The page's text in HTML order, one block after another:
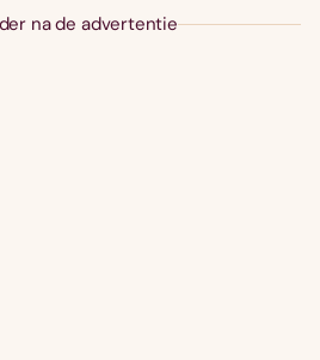
na de advertentie